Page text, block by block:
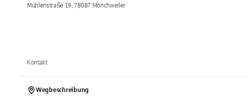
Mühlenstraße 19, 78087 Mönchweiler
Kontakt
Wegbeschreibung